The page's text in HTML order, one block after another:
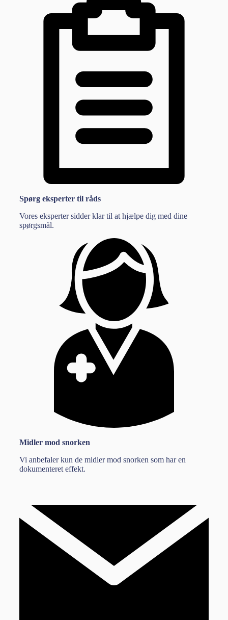
Spørg eksperter til råds
Vores eksperter sidder klar til at hjælpe dig med dine
spørgsmål.
Midler mod snorken
Vi anbefaler kun de midler mod snorken som har en
dokumenteret effekt.